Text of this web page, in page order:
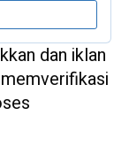
dan iklan